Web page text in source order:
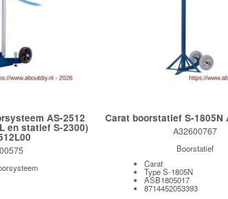
AS-2512
en statief S-2300)
Carat boorstatief S-1805N
A32600767
Boorstatief
Carat
Type S-1805N
ASB1805017
8714452053393